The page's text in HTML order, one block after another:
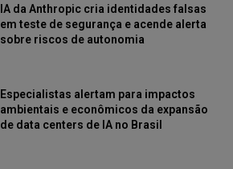
IA da Anthropic cria identidades falsas
em teste de segurança e acende alerta
sobre riscos de autonomia
Especialistas alertam para impactos
ambientais e econômicos da expansão
de data centers de IA no Brasil